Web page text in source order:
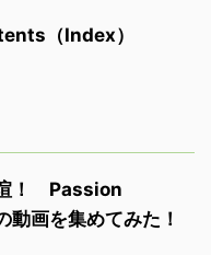
（Index）
！ Passion
画を集めてみた！